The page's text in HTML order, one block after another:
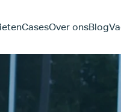
CasesOver onsBlog